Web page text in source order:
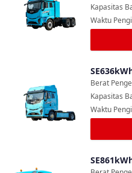
Kapasitas
Waktu
Berat
Kapasitas
Waktu
Bandingkan